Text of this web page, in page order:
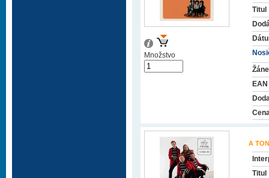
Titul
EAN
Množstvo
A
Titul